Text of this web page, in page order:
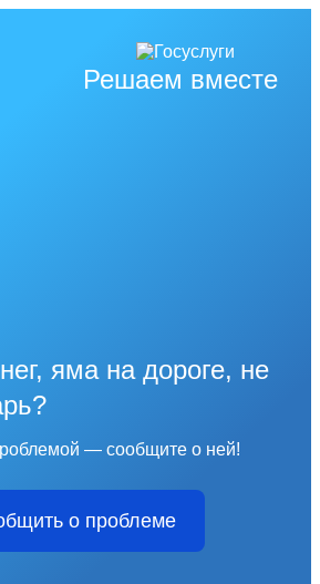
Решаем вместе
яма на дороге, не
— сообщите о ней!
о проблеме